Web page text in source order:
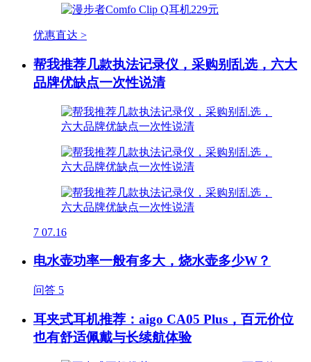
优惠直达 >
帮我推荐几款执法记录仪，采购别乱选，六大
品牌优缺点一次性说清
7 07.16
电水壶功率一般有多大，烧水壶多少W？
问答 5
耳夹式耳机推荐：aigo CA05 Plus，百元价位
也有舒适佩戴与长续航体验